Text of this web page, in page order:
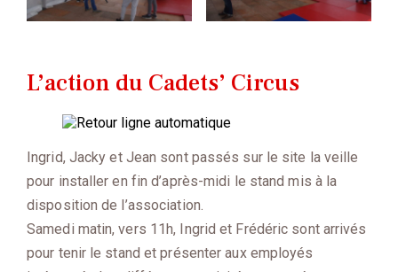
L’action du Cadets’ Circus
Ingrid, Jacky et Jean sont passés sur le site la veille
pour installer en fin d’après-midi le stand mis à la
disposition de l’association.
Samedi matin, vers 11h, Ingrid et Frédéric sont arrivés
pour tenir le stand et présenter aux employés